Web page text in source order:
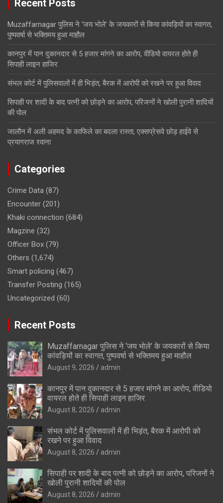
Recent Posts
Muzaffarnagar पुलिस ने ‘जय भोले’ के जयकारों से किया कांवड़ियों का स्वागत,
पुष्पवर्षा से भक्तिमय हुआ माहौल
कानपुर में पान दुकानदार से 5 हजार मांगने का आरोप, वीडियो वायरल होते ही
सिपाही लाइन हाजिर
संभल कोर्ट में पुलिसवालों में ही भिड़ंत, बैरक में आरोपी को रखने पर हुआ विवाद
सिपाही पर शादी के बाद पत्नी को छोड़ने का आरोप, परिजनों ने खोली पुरानी शादियों
की पोल
जालौन में अली अहमद के काफिले का बदला रास्ता, एक्सप्रेसवे छोड़ हाईवे से
प्रयागराज रवाना
Categories
Crime Data (87)
Encounter (201)
Khaki connection (684)
Magzine (32)
Officer Box (79)
Others (1,674)
Smart policing (467)
Transfer Posting (165)
Uncategorized (60)
Recent Posts
Muzaffarnagar पुलिस ने ‘जय भोले’ के जयकारों से किया
कांवड़ियों का स्वागत, पुष्पवर्षा से भक्तिमय हुआ माहौल
August 9, 2026 admin
कानपुर में पान दुकानदार से 5 हजार मांगने का आरोप, वीडियो
वायरल होते ही सिपाही लाइन हाजिर
August 8, 2026 admin
संभल कोर्ट में पुलिसवालों में ही भिड़ंत, बैरक में आरोपी को
रखने पर हुआ विवाद
August 8, 2026 admin
सिपाही पर शादी के बाद पत्नी को छोड़ने का आरोप, परिजनों ने
खोली पुरानी शादियों की पोल
August 8, 2026 admin